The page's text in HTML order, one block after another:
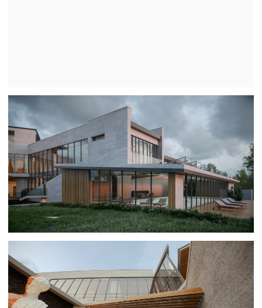
Ольга
Консультант по архитектуре
Обсудить проект
и дизайнером интерьера
Обсуждение ни к чему не обязывает: расскажем
о себе, продумаем концепцию и планировку
дома, покажем этапы, сроки и бюджет проекта